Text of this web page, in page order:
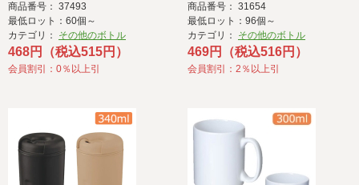
商品番号： 37493
最低ロット：60個～
カテゴリ： その他のボトル
468円（税込515円）
会員割引：0％以上引
商品番号： 31654
最低ロット：96個～
カテゴリ： その他のボトル
469円（税込516円）
会員割引：2％以上引